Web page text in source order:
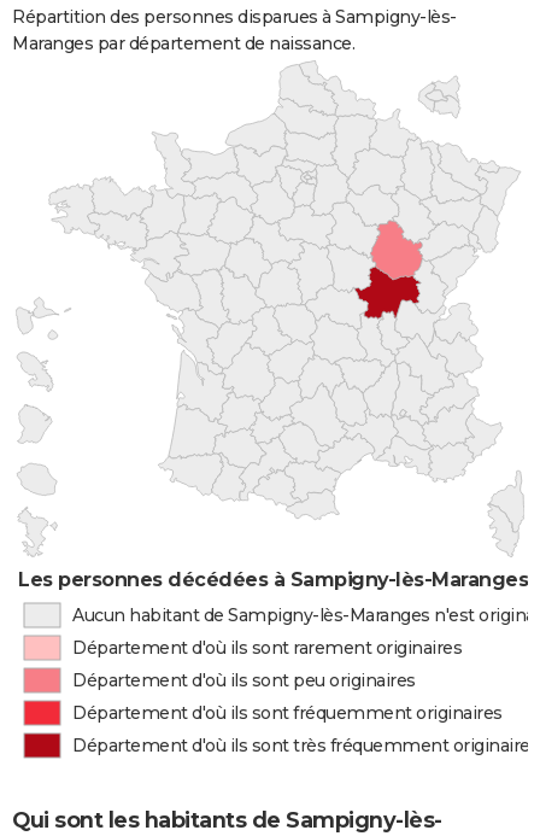
Répartition des personnes disparues à Sampigny-lès-
Maranges par département de naissance.
Les personnes décédées à Sampigny-lès-Maranges
Aucun habitant de Sampigny-lès-Maranges n'est
Département d'où ils sont rarement originaires
Département d'où ils sont peu originaires
Département d'où ils sont fréquemment originaires
Département d'où ils sont très fréquemment originaires
Qui sont les habitants de Sampigny-lès-